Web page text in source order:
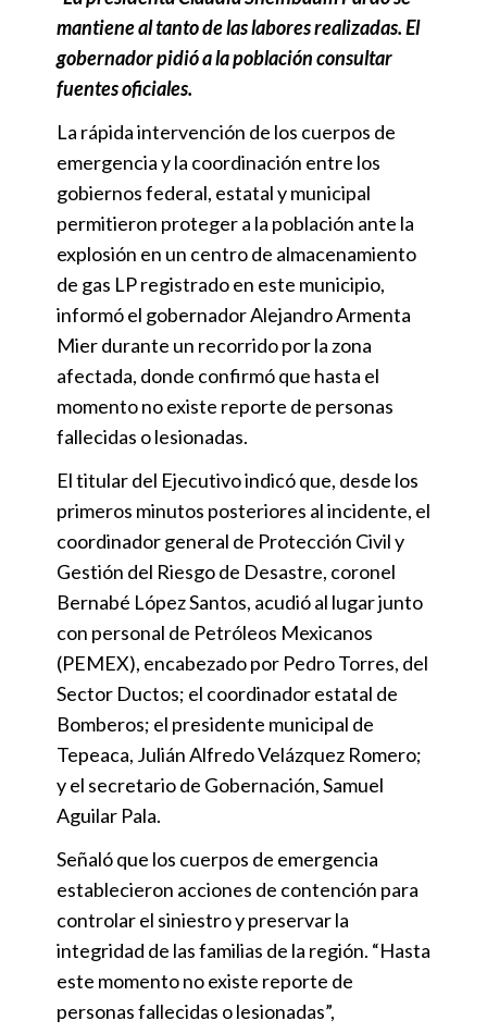
mantiene al tanto de las labores realizadas. El
gobernador pidió a la población consultar
fuentes oficiales.
La rápida intervención de los cuerpos de
emergencia y la coordinación entre los
gobiernos federal, estatal y municipal
permitieron proteger a la población ante la
explosión en un centro de almacenamiento
de gas LP registrado en este municipio,
informó el gobernador Alejandro Armenta
Mier durante un recorrido por la zona
afectada, donde confirmó que hasta el
momento no existe reporte de personas
fallecidas o lesionadas.
El titular del Ejecutivo indicó que, desde los
primeros minutos posteriores al incidente, el
coordinador general de Protección Civil y
Gestión del Riesgo de Desastre, coronel
Bernabé López Santos, acudió al lugar junto
con personal de Petróleos Mexicanos
(PEMEX), encabezado por Pedro Torres, del
Sector Ductos; el coordinador estatal de
Bomberos; el presidente municipal de
Tepeaca, Julián Alfredo Velázquez Romero;
y el secretario de Gobernación, Samuel
Aguilar Pala.
Señaló que los cuerpos de emergencia
establecieron acciones de contención para
controlar el siniestro y preservar la
integridad de las familias de la región. “Hasta
este momento no existe reporte de
personas fallecidas o lesionadas”,